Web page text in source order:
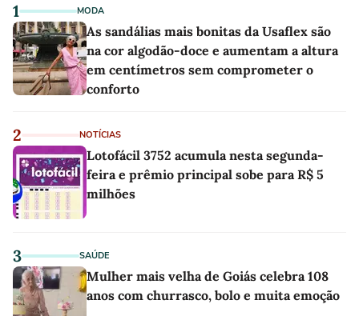
1 MODA
As sandálias mais bonitas da Usaflex são
na cor algodão-doce e aumentam a altura
em centímetros sem comprometer o
conforto
2 NOTÍCIAS
Lotofácil 3752 acumula nesta segunda-
feira e prêmio principal sobe para R$ 5
milhões
3 SAÚDE
Mulher mais velha de Goiás celebra 108
anos com churrasco, bolo e muita emoção